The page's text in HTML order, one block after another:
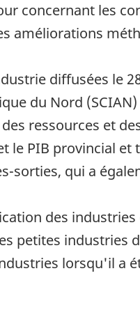
concernant les
améliorations
diffusées le
du Nord
ressources et
le PIB provincial
sorties, qui a
des
petites
lorsqu'il a